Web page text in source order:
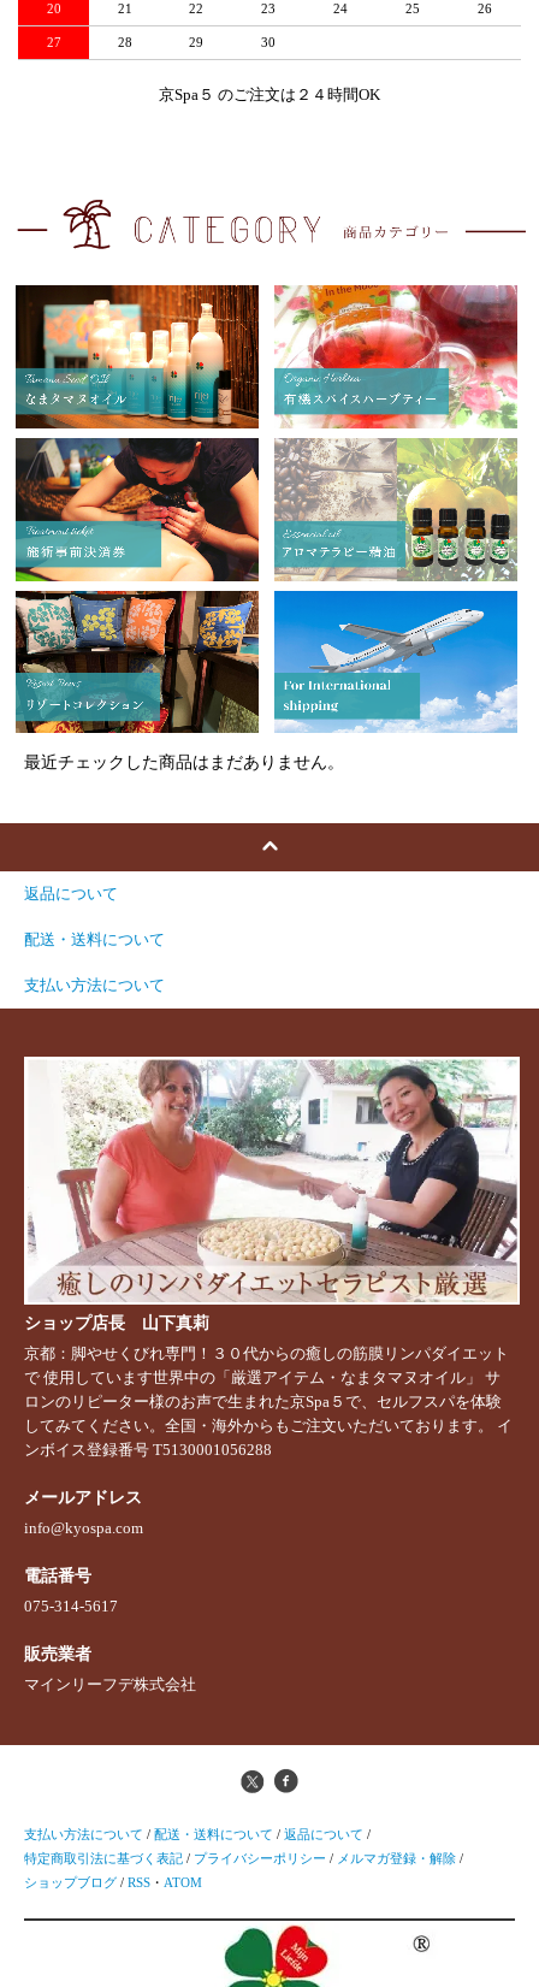
20 21 22 23 24 25 26
27 28 29 30
京Spa５ のご注文は２４時間OK
最近チェックした商品はまだありません。
返品について
配送・送料について
支払い方法について
ショップ店長 山下真莉
京都：脚やせくびれ専門！３０代からの癒しの筋膜リンパダイエット
で 使用しています世界中の「厳選アイテム・なまタマヌオイル」 サ
ロンのリピーター様のお声で生まれた京Spa５で、セルフスパを体験
してみてください。全国・海外からもご注文いただいております。 イ
ンボイス登録番号 T5130001056288
メールアドレス
info@kyospa.com
電話番号
075-314-5617
販売業者
マインリーフデ株式会社
支払い方法について / 配送・送料について / 返品について /
特定商取引法に基づく表記 / プライバシーポリシー / メルマガ登録・解除 /
ショップブログ / RSS ・ ATOM